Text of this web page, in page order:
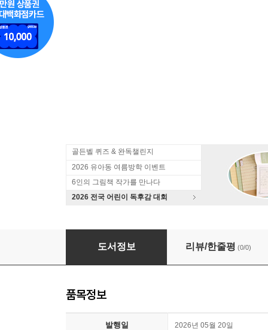
골든벨 퀴즈 & 완독챌린지
2026 유아동 여름방학 이벤트
6인의 그림책 작가를 만나다
2026 전국 어린이 독후감 대회
제국주의에 맞서 싸운 여러 나라
도서정보 리뷰/한줄평 (0/0)
품목정보
발행일 2026년 05월 20일